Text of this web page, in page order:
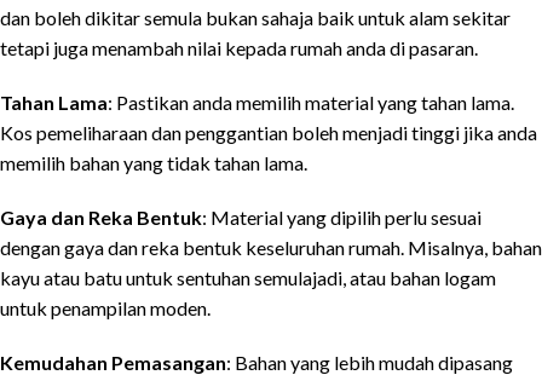
dan boleh dikitar semula bukan sahaja baik untuk alam sekitar
tetapi juga menambah nilai kepada rumah anda di pasaran.
Tahan Lama: Pastikan anda memilih material yang tahan lama.
Kos pemeliharaan dan penggantian boleh menjadi tinggi jika anda
memilih bahan yang tidak tahan lama.
Gaya dan Reka Bentuk: Material yang dipilih perlu sesuai
dengan gaya dan reka bentuk keseluruhan rumah. Misalnya, bahan
kayu atau batu untuk sentuhan semulajadi, atau bahan logam
untuk penampilan moden.
Kemudahan Pemasangan: Bahan yang lebih mudah dipasang